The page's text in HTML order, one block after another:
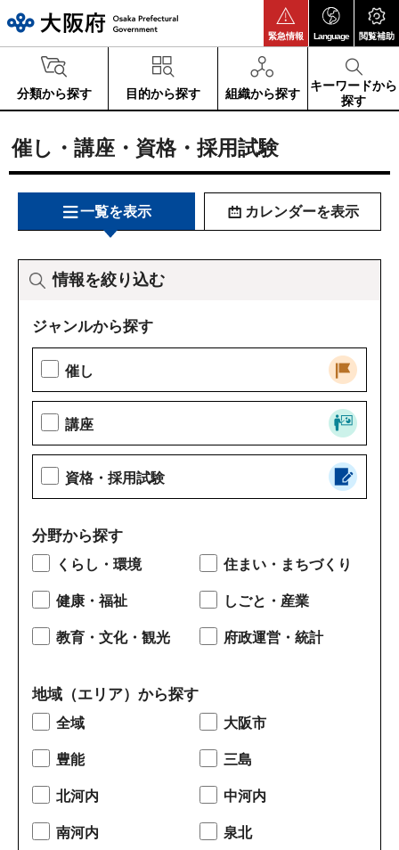
緊急情報 Language 閲覧補助
分類から探す 目的から探す 組織から探す
キーワードから
探す
催し・講座・資格・採用試験
一覧を表示 カレンダーを表示
情報を絞り込む
ジャンルから探す
催し
講座
資格・採用試験
分野から探す
くらし・環境 住まい・まちづくり
健康・福祉 しごと・産業
教育・文化・観光 府政運営・統計
地域（エリア）から探す
全域 大阪市
豊能 三島
北河内 中河内
南河内 泉北